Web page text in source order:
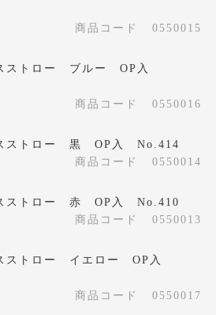
商品コード
0550015
ストロー ブルー OP入
商品コード
0550016
ストロー 黒 OP入 No.414
商品コード
0550014
ストロー 赤 OP入 No.410
商品コード
0550013
ストロー イエロー OP入
商品コード
0550017